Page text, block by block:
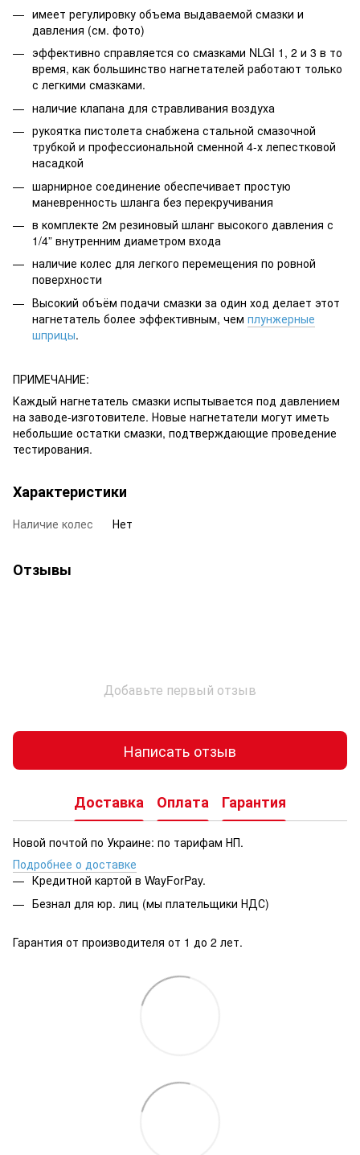
имеет регулировку объема выдаваемой смазки и
давления (см. фото)
эффективно справляется со смазками NLGI 1, 2 и 3 в то
время, как большинство нагнетателей работают только
с легкими смазками.
наличие клапана для стравливания воздуха
рукоятка пистолета снабжена стальной смазочной
трубкой и профессиональной сменной 4-х лепестковой
насадкой
шарнирное соединение обеспечивает простую
маневренность шланга без перекручивания
в комплекте 2м резиновый шланг высокого давления с
1/4” внутренним диаметром входа
наличие колес для легкого перемещения по ровной
поверхности
Высокий объём подачи смазки за один ход делает этот
нагнетатель более эффективным, чем плунжерные
шприцы.
ПРИМЕЧАНИЕ:
Каждый нагнетатель смазки испытывается под давлением
на заводе-изготовителе. Новые нагнетатели могут иметь
небольшие остатки смазки, подтверждающие проведение
тестирования.
Характеристики
Наличие колес Нет
Отзывы
Добавьте первый отзыв
Написать отзыв
Доставка Оплата Гарантия
Новой почтой по Украине: по тарифам НП.
Подробнее о доставке
Кредитной картой в WayForPay.
Безнал для юр. лиц (мы плательщики НДС)
Гарантия от производителя от 1 до 2 лет.